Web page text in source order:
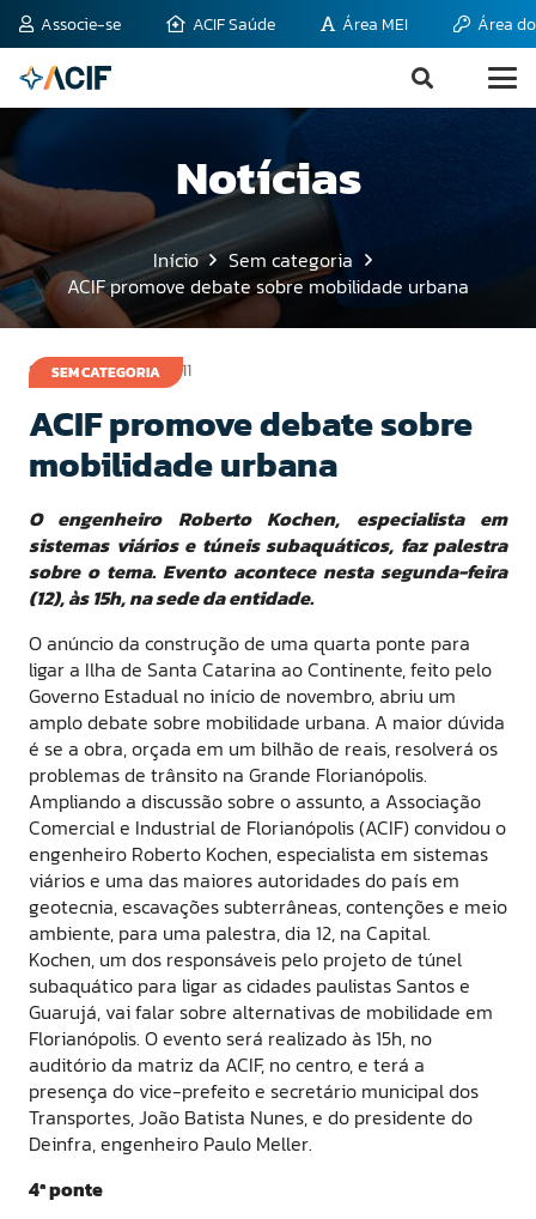
Associe-se ACIF Saúde Área MEI Área
Notícias
Início
Sem categoria
ACIF promove debate sobre mobilidade urbana
SEM CATEGORIA
9 de dezembro de 2011
ACIF promove debate sobre
mobilidade urbana
O engenheiro Roberto Kochen, especialista em
sistemas viários e túneis subaquáticos, faz palestra
sobre o tema. Evento acontece nesta segunda-feira
(12), às 15h, na sede da entidade.
O anúncio da construção de uma quarta ponte para
ligar a Ilha de Santa Catarina ao Continente, feito pelo
Governo Estadual no início de novembro, abriu um
amplo debate sobre mobilidade urbana. A maior dúvida
é se a obra, orçada em um bilhão de reais, resolverá os
problemas de trânsito na Grande Florianópolis.
Ampliando a discussão sobre o assunto, a Associação
Comercial e Industrial de Florianópolis (ACIF) convidou o
engenheiro Roberto Kochen, especialista em sistemas
viários e uma das maiores autoridades do país em
geotecnia, escavações subterrâneas, contenções e meio
ambiente, para uma palestra, dia 12, na Capital.
Kochen, um dos responsáveis pelo projeto de túnel
subaquático para ligar as cidades paulistas Santos e
Guarujá, vai falar sobre alternativas de mobilidade em
Florianópolis. O evento será realizado às 15h, no
auditório da matriz da ACIF, no centro, e terá a
presença do vice-prefeito e secretário municipal dos
Transportes, João Batista Nunes, e do presidente do
Deinfra, engenheiro Paulo Meller.
4ª ponte